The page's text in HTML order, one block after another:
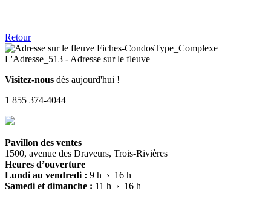
Retour
Visitez-nous dès aujourd'hui !
1 855 374-4044
Pavillon des ventes
1500, avenue des Draveurs, Trois-Rivières
Heures d’ouverture
Lundi au vendredi : 9 h › 16 h
Samedi et dimanche : 11 h › 16 h